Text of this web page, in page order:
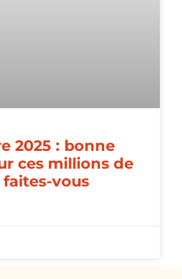
2025 : bonne
ces millions de
faites-vous